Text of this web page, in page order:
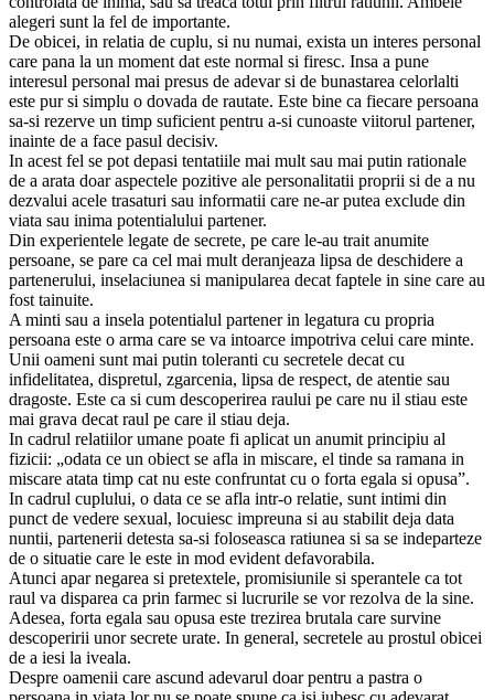
alegeri sunt la fel de importante.
De obicei, in relatia de cuplu, si nu numai, exista un interes personal
care pana la un moment dat este normal si firesc. Insa a pune
interesul personal mai presus de adevar si de bunastarea celorlalti
este pur si simplu o dovada de rautate. Este bine ca fiecare persoana
sa-si rezerve un timp suficient pentru a-si cunoaste viitorul partener,
inainte de a face pasul decisiv.
In acest fel se pot depasi tentatiile mai mult sau mai putin rationale
de a arata doar aspectele pozitive ale personalitatii proprii si de a nu
dezvalui acele trasaturi sau informatii care ne-ar putea exclude din
viata sau inima potentialului partener.
Din experientele legate de secrete, pe care le-au trait anumite
persoane, se pare ca cel mai mult deranjeaza lipsa de deschidere a
partenerului, inselaciunea si manipularea decat faptele in sine care au
fost tainuite.
A minti sau a insela potentialul partener in legatura cu propria
persoana este o arma care se va intoarce impotriva celui care minte.
Unii oameni sunt mai putin toleranti cu secretele decat cu
infidelitatea, dispretul, zgarcenia, lipsa de respect, de atentie sau
dragoste. Este ca si cum descoperirea raului pe care nu il stiau este
mai grava decat raul pe care il stiau deja.
In cadrul relatiilor umane poate fi aplicat un anumit principiu al
fizicii: „odata ce un obiect se afla in miscare, el tinde sa ramana in
miscare atata timp cat nu este confruntat cu o forta egala si opusa”.
In cadrul cuplului, o data ce se afla intr-o relatie, sunt intimi din
punct de vedere sexual, locuiesc impreuna si au stabilit deja data
nuntii, partenerii detesta sa-si foloseasca ratiunea si sa se indeparteze
de o situatie care le este in mod evident defavorabila.
Atunci apar negarea si pretextele, promisiunile si sperantele ca tot
raul va disparea ca prin farmec si lucrurile se vor rezolva de la sine.
Adesea, forta egala sau opusa este trezirea brutala care survine
descoperirii unor secrete urate. In general, secretele au prostul obicei
de a iesi la iveala.
Despre oamenii care ascund adevarul doar pentru a pastra o